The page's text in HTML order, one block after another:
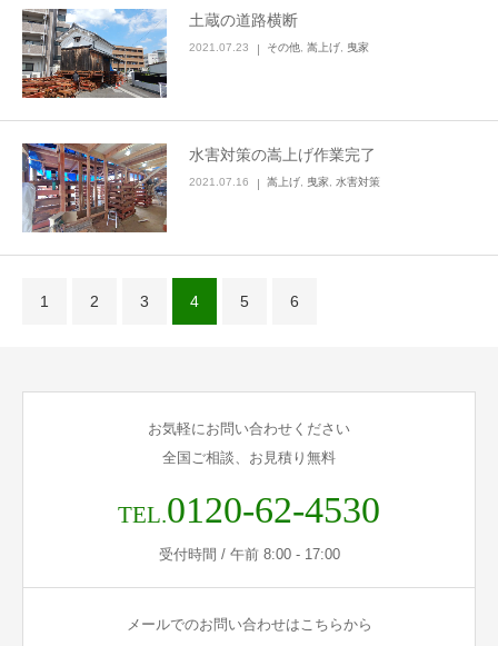
土蔵の道路横断
2021.07.23 その他 嵩上げ 曳家
水害対策の嵩上げ作業完了
2021.07.16 嵩上げ 曳家 水害対策
1 2 3 4 5 6
お気軽にお問い合わせください
全国ご相談、お見積り無料
TEL.0120-62-4530
受付時間 / 午前 8:00 - 17:00
メールでのお問い合わせはこちらから